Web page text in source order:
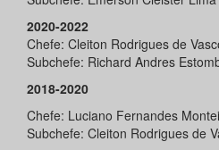
2020-2022
Chefe: Cleiton Rodrigues de
Subchefe: Richard Andres
2018-2020
Chefe: Luciano Fernandes
Subchefe: Cleiton Rodrigues de